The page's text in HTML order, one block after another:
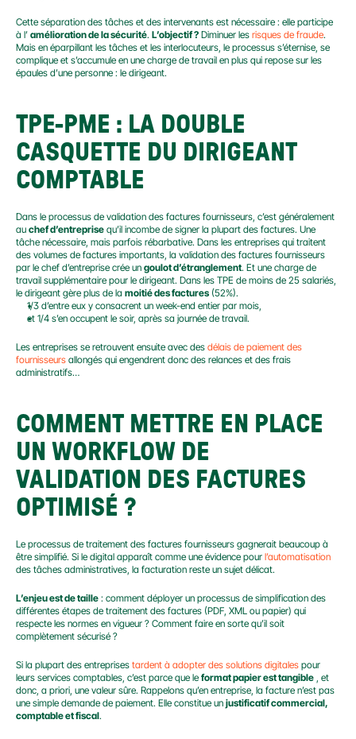
Cette séparation des tâches et des intervenants est nécessaire : elle participe
à l’ amélioration de la sécurité. L’objectif ? Diminuer les risques de fraude.
Mais en éparpillant les tâches et les interlocuteurs, le processus s’éternise, se
complique et s’accumule en une charge de travail en plus qui repose sur les
épaules d’une personne : le dirigeant.
TPE-PME : LA DOUBLE
CASQUETTE DU DIRIGEANT
COMPTABLE
Dans le processus de validation des factures fournisseurs, c’est généralement
au chef d’entreprise qu’il incombe de signer la plupart des factures. Une
tâche nécessaire, mais parfois rébarbative. Dans les entreprises qui traitent
des volumes de factures importants, la validation des factures fournisseurs
par le chef d’entreprise crée un goulot d’étranglement. Et une charge de
travail supplémentaire pour le dirigeant. Dans les TPE de moins de 25 salariés,
le dirigeant gère plus de la moitié des factures (52%).
1/3 d’entre eux y consacrent un week-end entier par mois,
et 1/4 s’en occupent le soir, après sa journée de travail.
Les entreprises se retrouvent ensuite avec des délais de paiement des
fournisseurs allongés qui engendrent donc des relances et des frais
administratifs…
COMMENT METTRE EN PLACE
UN WORKFLOW DE
VALIDATION DES FACTURES
OPTIMISÉ ?
Le processus de traitement des factures fournisseurs gagnerait beaucoup à
être simplifié. Si le digital apparaît comme une évidence pour l’automatisation
des tâches administratives, la facturation reste un sujet délicat.
L’enjeu est de taille : comment déployer un processus de simplification des
différentes étapes de traitement des factures (PDF, XML ou papier) qui
respecte les normes en vigueur ? Comment faire en sorte qu’il soit
complètement sécurisé ?
Si la plupart des entreprises tardent à adopter des solutions digitales pour
leurs services comptables, c’est parce que le format papier est tangible , et
donc, a priori, une valeur sûre. Rappelons qu’en entreprise, la facture n’est pas
une simple demande de paiement. Elle constitue un justificatif commercial,
comptable et fiscal.